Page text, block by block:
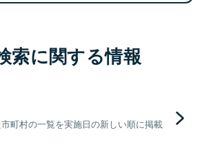
索に関する情報
町村の一覧を実施日の新しい順に掲載